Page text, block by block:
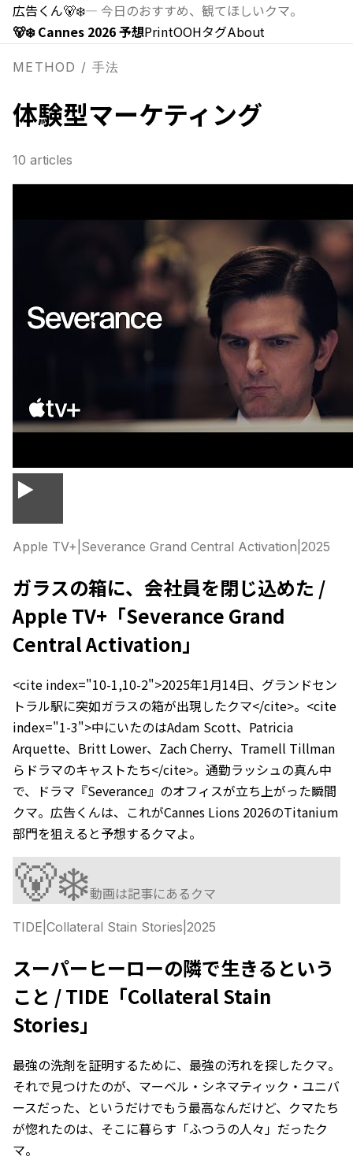
広告くん🐻‍❄️— 今日のおすすめ、観てほしいクマ。
🐻‍❄️ Cannes 2026 予想PrintOOHタグAbout
METHOD / 手法
体験型マーケティング
10 articles
▶
Apple TV+ Severance Grand Central Activation 2025
ガラスの箱に、会社員を閉じ込めた /
Apple TV+「Severance Grand
Central Activation」
<cite index="10-1,10-2">2025年1月14日、グランドセン
トラル駅に突如ガラスの箱が出現したクマ</cite>。<cite
index="1-3">中にいたのはAdam Scott、Patricia
Arquette、Britt Lower、Zach Cherry、Tramell Tillman
らドラマのキャストたち</cite>。通勤ラッシュの真ん中
で、ドラマ『Severance』のオフィスが立ち上がった瞬間
クマ。広告くんは、これがCannes Lions 2026のTitanium
部門を狙えると予想するクマよ。
🐻‍❄️動画は記事にあるクマ
TIDE Collateral Stain Stories 2025
スーパーヒーローの隣で生きるという
こと / TIDE「Collateral Stain
Stories」
最強の洗剤を証明するために、最強の汚れを探したクマ。
それで見つけたのが、マーベル・シネマティック・ユニバ
ースだった、というだけでもう最高なんだけど、クマたち
が惚れたのは、そこに暮らす「ふつうの人々」だったク
マ。